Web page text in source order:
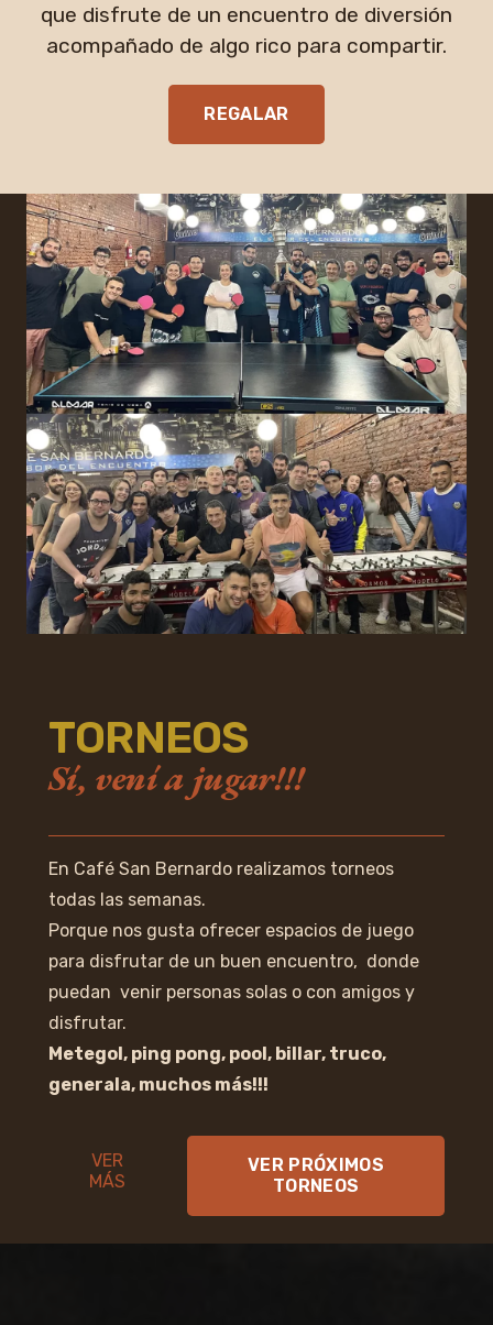
que disfrute de un encuentro de diversión
acompañado de algo rico para compartir.
REGALAR
TORNEOS
Sí, vení a jugar!!!
En Café San Bernardo realizamos torneos
todas las semanas.
Porque nos gusta ofrecer espacios de juego
para disfrutar de un buen encuentro, donde
puedan venir personas solas o con amigos y
disfrutar.
Metegol, ping pong, pool, billar, truco,
generala, muchos más!!!
VER
MÁS
VER PRÓXIMOS
TORNEOS